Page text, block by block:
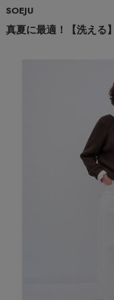
SOEJU
真夏に最適！【洗える